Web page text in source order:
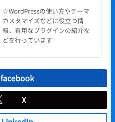
☆WordPressの使い方やテーマ
カスタマイズなどに役立つ情
報、有用なプラグインの紹介な
どを行っています
facebook
X